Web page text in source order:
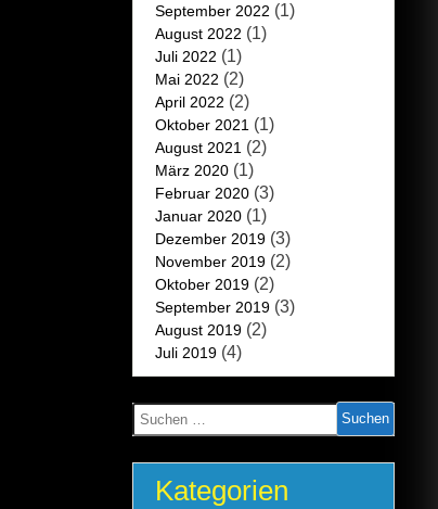
September 2022 (1)
August 2022 (1)
Juli 2022 (1)
Mai 2022 (2)
April 2022 (2)
Oktober 2021 (1)
August 2021 (2)
März 2020(1)
Februar 2020(3)
Januar 2020(1)
Dezember 2019(3)
November 2019(2)
Oktober 2019(2)
September 2019(3)
August 2019(2)
Juli 2019(4)
Suchen
nach:
Kategorien